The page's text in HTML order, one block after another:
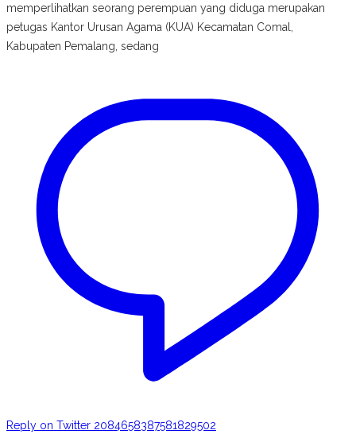
memperlihatkan seorang perempuan yang diduga merupakan
petugas Kantor Urusan Agama (KUA) Kecamatan Comal,
Kabupaten Pemalang, sedang
Reply on Twitter 2084658387581829502